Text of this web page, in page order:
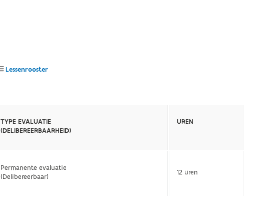
Lessenrooster
TYPE EVALUATIE
(DELIBEREERBAARHEID)
UREN
Permanente evaluatie
(Delibereerbaar)
12 uren